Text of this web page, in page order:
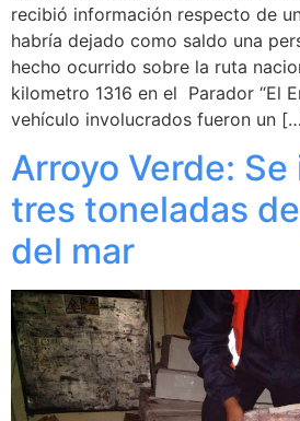
recibió información respecto de
habría dejado como saldo una
hecho ocurrido sobre la ruta
kilometro 1316 en el Parador “El
vehículo involucrados fueron un
Arroyo Verde:
tres toneladas
del mar